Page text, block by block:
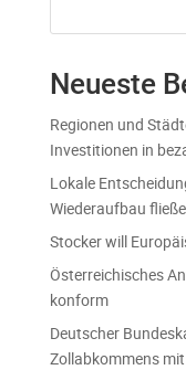
Neueste
Regionen und
Investitionen in
Lokale
Wiederaufbau
Stocker will
Österreichisches
konform
Deutscher
Zollabkommens mit